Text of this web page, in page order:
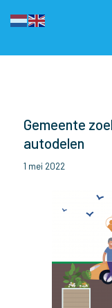
Gemeente
autodelen
1 mei 2022